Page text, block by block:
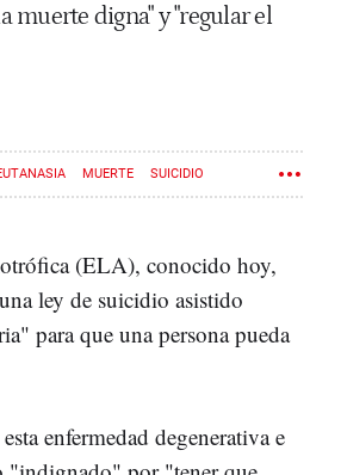
muerte digna" y "regular el
MUERTE SUICIDIO
(ELA), conocido hoy,
ley de suicidio asistido
para que una persona pueda
enfermedad degenerativa e